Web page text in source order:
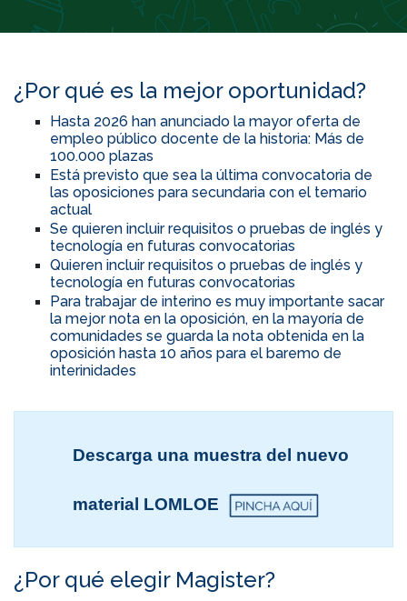
¿Por qué es la mejor oportunidad?
Hasta 2026 han anunciado la mayor oferta de
empleo público docente de la historia: Más de
100.000 plazas
Está previsto que sea la última convocatoria de
las oposiciones para secundaria con el temario
actual
Se quieren incluir requisitos o pruebas de inglés y
tecnología en futuras convocatorias
Quieren incluir requisitos o pruebas de inglés y
tecnología en futuras convocatorias
Para trabajar de interino es muy importante sacar
la mejor nota en la oposición, en la mayoría de
comunidades se guarda la nota obtenida en la
oposición hasta 10 años para el baremo de
interinidades
Descarga una muestra del nuevo
material LOMLOE
¿Por qué elegir Magister?